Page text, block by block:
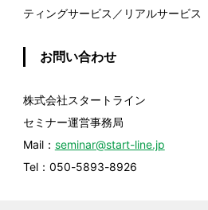
ティングサービス／リアルサービス
お問い合わせ
株式会社スタートライン
セミナー運営事務局
Mail： seminar@start-line.jp
Tel：050-5893-8926